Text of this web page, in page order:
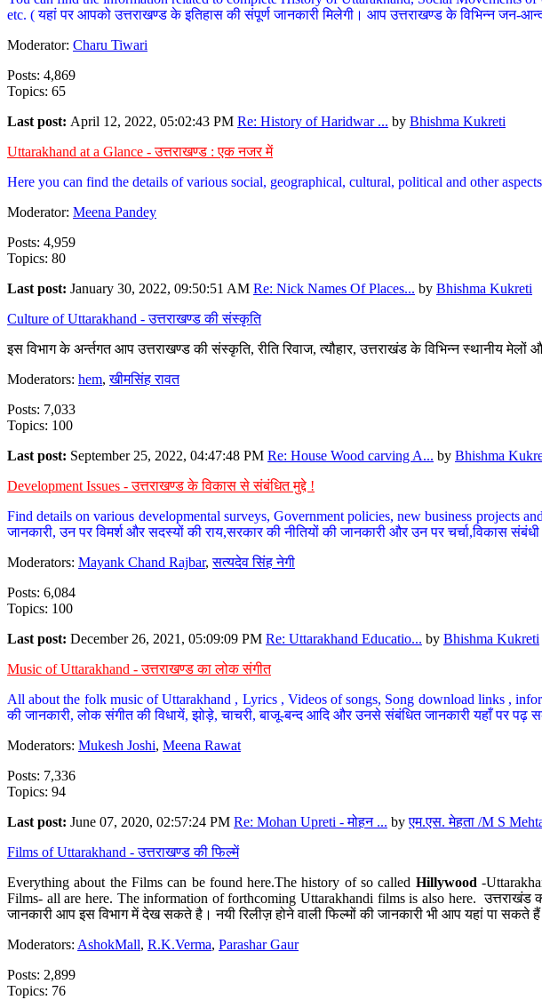
etc. ( यहां पर आपको उत्तराखण्ड के इतिहास की संपूर्ण जानकारी मिलेगी। आप उत्तराखण्ड के विभिन्न जन-
Moderator: Charu Tiwari
Posts: 4,869
Topics: 65
Last post: April 12, 2022, 05:02:43 PM Re: History of Haridwar ... by Bhishma Kukreti
Uttarakhand at a Glance - उत्तराखण्ड : एक नजर में
Here you can find the details of various social, geographical, cultural, political and other
Moderator: Meena Pandey
Posts: 4,959
Topics: 80
Last post: January 30, 2022, 09:50:51 AM Re: Nick Names Of Places... by Bhishma Kukreti
Culture of Uttarakhand - उत्तराखण्ड की संस्कृति
इस विभाग के अर्न्तगत आप उत्तराखण्ड की संस्कृति, रीति रिवाज, त्यौहार, उत्तराखंड के विभिन्न स्थानीय
Moderators: hem,खीमसिंह रावत
Posts: 7,033
Topics: 100
Last post: September 25, 2022, 04:47:48 PM Re: House Wood carving A... by Bhishma
Development Issues - उत्तराखण्ड के विकास से संबंधित मुद्दे !
Find details on various developmental surveys, Government policies, new business projects
जानकारी, उन पर विमर्श और सदस्यों की राय,सरकार की नीतियों की जानकारी और उन पर चर्चा,विकास
Moderators: Mayank Chand Rajbar,सत्यदेव सिंह नेगी
Posts: 6,084
Topics: 100
Last post: December 26, 2021, 05:09:09 PM Re: Uttarakhand Educatio... by Bhishma Kukreti
Music of Uttarakhand - उत्तराखण्ड का लोक संगीत
All about the folk music of Uttarakhand , Lyrics , Videos of songs, Song download links ,
की जानकारी, लोक संगीत की विधायें, झोड़े, चाचरी, बाजू-बन्द आदि और उनसे संबंधित जानकारी यहाँ पर पढ़
Moderators: Mukesh Joshi, Meena Rawat
Posts: 7,336
Topics: 94
Last post: June 07, 2020, 02:57:24 PM Re: Mohan Upreti - मोहन ... byएम.एस. मेहता /M S
Films of Uttarakhand - उत्तराखण्ड की फिल्में
Everything about the Films can be found here.The history of so called Hillywood-
Films- all are here. The information of forthcoming Uttarakhandi films is also here. उत्तराखंड
जानकारी आप इस विभाग में देख सकते है। नयी रिलीज़ होने वाली फिल्मों की जानकारी भी आप यहां पा सकते
Moderators: AshokMall, R.K.Verma, Parashar Gaur
Posts: 2,899
Topics: 76